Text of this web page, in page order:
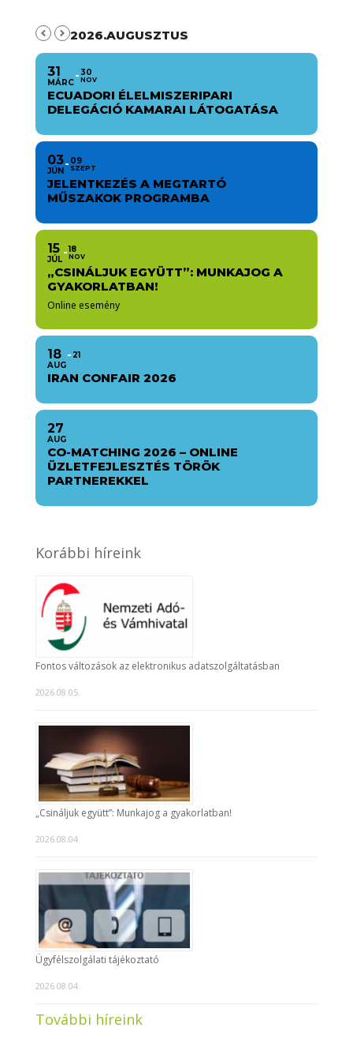
2026.AUGUSZTUS
31
MÁRC
30
NOV
ECUADORI ÉLELMISZERIPARI
DELEGÁCIÓ KAMARAI LÁTOGATÁSA
03
JÚN
09
SZEPT
JELENTKEZÉS A MEGTARTÓ
MŰSZAKOK PROGRAMBA
15
JÚL
18
NOV
„CSINÁLJUK EGYÜTT”: MUNKAJOG A
GYAKORLATBAN!
Online esemény
18
AUG
21
IRAN CONFAIR 2026
27
AUG
CO-MATCHING 2026 – ONLINE
ÜZLETFEJLESZTÉS TÖRÖK
PARTNEREKKEL
Korábbi híreink
Fontos változások az elektronikus adatszolgáltatásban
2026.08.05.
„Csináljuk együtt”: Munkajog a gyakorlatban!
2026.08.04.
Ügyfélszolgálati tájékoztató
2026.08.04.
További híreink